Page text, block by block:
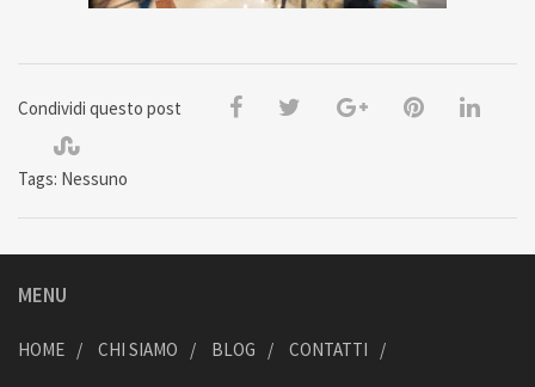
Condividi questo post
Tags: Nessuno
MENU
HOME CHI SIAMO BLOG CONTATTI